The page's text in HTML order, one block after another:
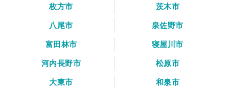
枚方市
茨木市
八尾市
泉佐野市
富田林市
寝屋川市
河内長野市
松原市
大東市
和泉市